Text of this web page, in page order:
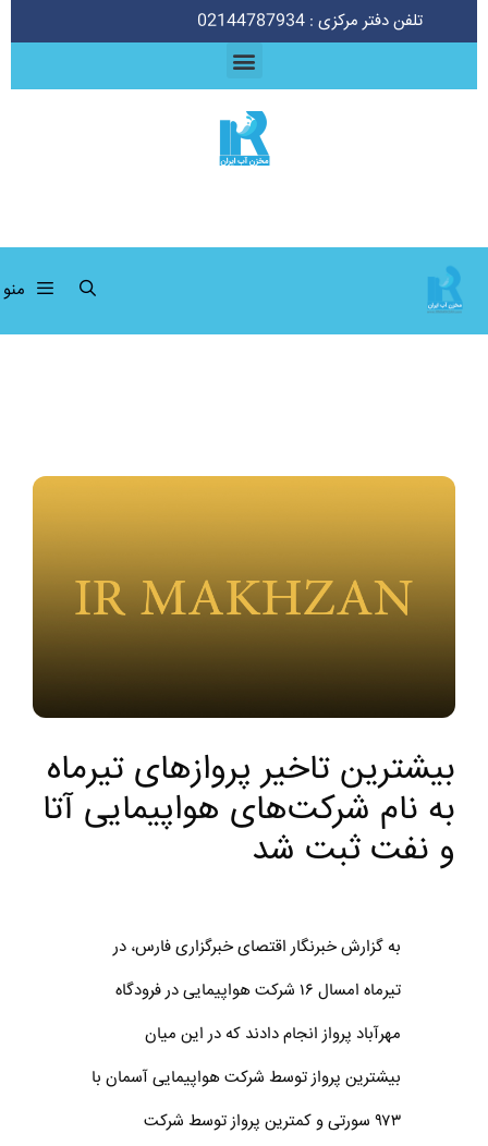
تلفن دفتر مرکزی : 02144787934
منو
بیشترین تاخیر پروازهای تیرماه
به نام شرکت‌های هواپیمایی آتا‌
و نفت‌ ثبت شد
به گزارش خبرنگار اقتصای خبرگزاری فارس، در
تیر‌ماه امسال ۱۶ شرکت هواپیمایی در فرودگاه
مهر‌آباد پرواز انجام دادند که در این میان
بیشترین پرواز توسط شرکت هواپیمایی آسمان با
۹۷۳ سورتی‌ و کمترین پرواز توسط شرکت